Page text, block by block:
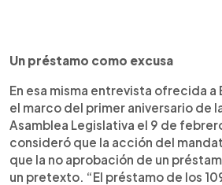
Un préstamo como excusa
En esa misma entrevista ofrecida a
el marco del primer aniversario de
Asamblea Legislativa el 9 de
consideró que la acción del
que la no aprobación de un
un pretexto. “El préstamo de los